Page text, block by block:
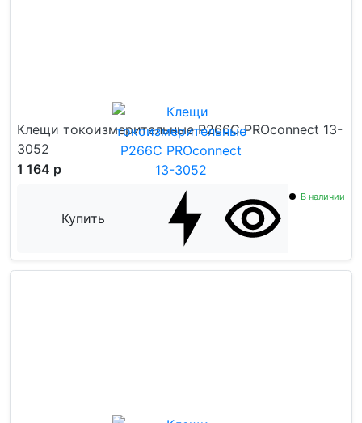
Клещи токоизмерительные P266C PROconnect 13-
3052
1 164 р
Купить
В наличии